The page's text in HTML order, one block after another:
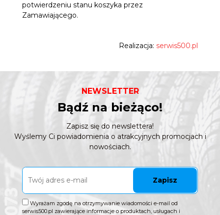
potwierdzeniu stanu koszyka przez
Zamawiającego.
Realizacja: serwis500.pl
NEWSLETTER
Bądź na bieżąco!
Zapisz się do newslettera!
Wyślemy Ci powiadomienia o atrakcyjnych promocjach i
nowościach.
Zapisz
Wyrażam zgodę na otrzymywanie wiadomości e-mail od
serwis500.pl zawierające informacje o produktach, usługach i